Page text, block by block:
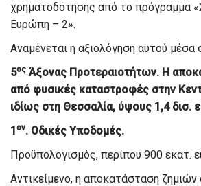
χρηματοδότησης από το πρόγραμμα
Ευρώπη – 2».
Αναμένεται η αξιολόγηση αυτού μέσα
5ος Άξονας Προτεραιοτήτων. Η
από φυσικές καταστροφές στην
ιδίως στη Θεσσαλία, ύψους 1,4 δισ.
1ον. Οδικές Υποδομές.
Προϋπολογισμός, περίπου 900 εκατ.
Αντικείμενο, η αποκατάσταση ζημιών